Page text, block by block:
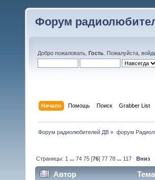
Форум
Добро пожаловать, Гость . Пожалуйста,
Начало Помощь Поиск Grabber List
Форум радиолюбителей ДВ » форум
Страницы: 1 ...74 75 [76]77 78 ... 117 Вниз
Автор